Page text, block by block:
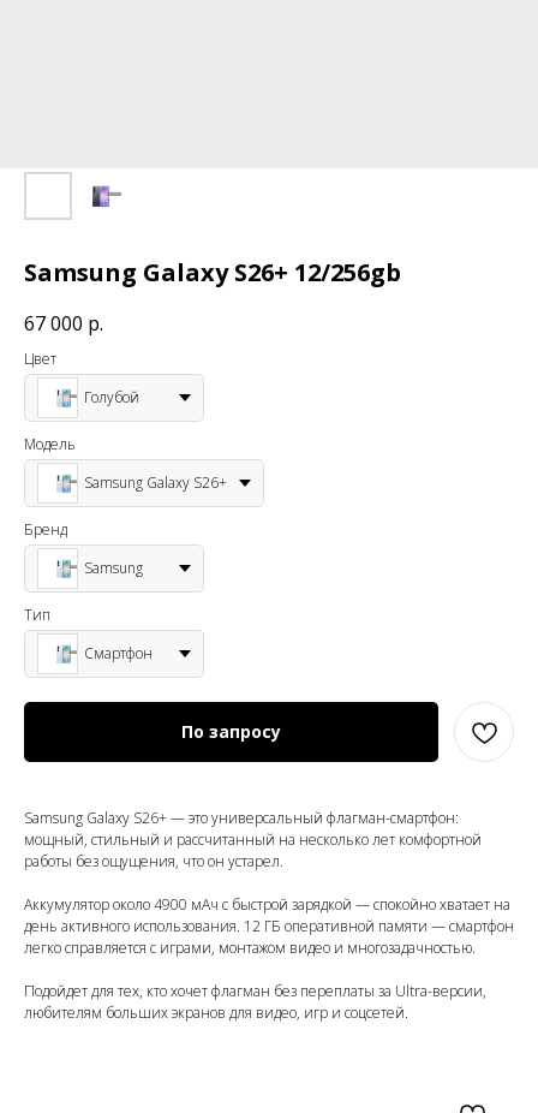
Samsung Galaxy S26+ 12/256gb
67 000 р.
Цвет
Голубой
Модель
Samsung Galaxy S26+
Бренд
Samsung
Тип
Смартфон
По запросу
Samsung Galaxy S26+ — это универсальный флагман-смартфон:
мощный, стильный и рассчитанный на несколько лет комфортной
работы без ощущения, что он устарел.
Аккумулятор около 4900 мАч с быстрой зарядкой — спокойно хватает на
день активного использования. 12 ГБ оперативной памяти — смартфон
легко справляется с играми, монтажом видео и многозадачностью.
Подойдет для тех, кто хочет флагман без переплаты за Ultra-версии,
любителям больших экранов для видео, игр и соцсетей.